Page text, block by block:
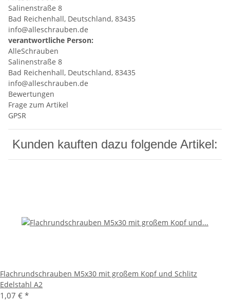
Salinenstraße 8
Bad Reichenhall, Deutschland, 83435
info@alleschrauben.de
verantwortliche Person:
AlleSchrauben
Salinenstraße 8
Bad Reichenhall, Deutschland, 83435
info@alleschrauben.de
Bewertungen
Frage zum Artikel
GPSR
Kunden kauften dazu folgende Artikel:
Flachrundschrauben M5x30 mit großem Kopf und Schlitz
Edelstahl A2
1,07 € *